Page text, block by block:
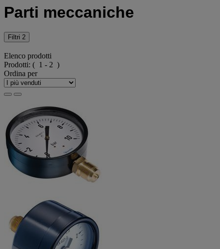
Parti meccaniche
Filtri 2
Elenco prodotti
Prodotti: ( 1 - 2 )
Ordina per